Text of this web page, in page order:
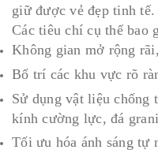
giữ được vẻ đẹp tinh tế.
Các tiêu chí cụ thể bao
Không gian mở rộng
Bố trí các khu vực rõ
Sử dụng vật liệu chống
kính cường lực, đá
Tối ưu hóa ánh sáng tự